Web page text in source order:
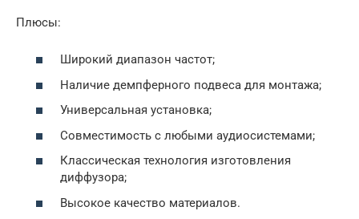
Плюсы:
Широкий диапазон частот;
Наличие демпферного подвеса для монтажа;
Универсальная установка;
Совместимость с любыми аудиосистемами;
Классическая технология изготовления
диффузора;
Высокое качество материалов.